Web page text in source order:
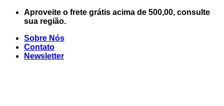
Skip
Aproveite o frete grátis acima de 500,00, consulte
sua região.
Sobre Nós
Contato
Newsletter